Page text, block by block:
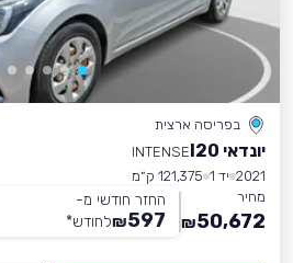
בפריסה ארצית
יונדאי I20
INTENSE
2021 יד 1
121,375 ק״מ
מחיר
50,672
₪
החזר חודשי מ-
597
₪לחודש*